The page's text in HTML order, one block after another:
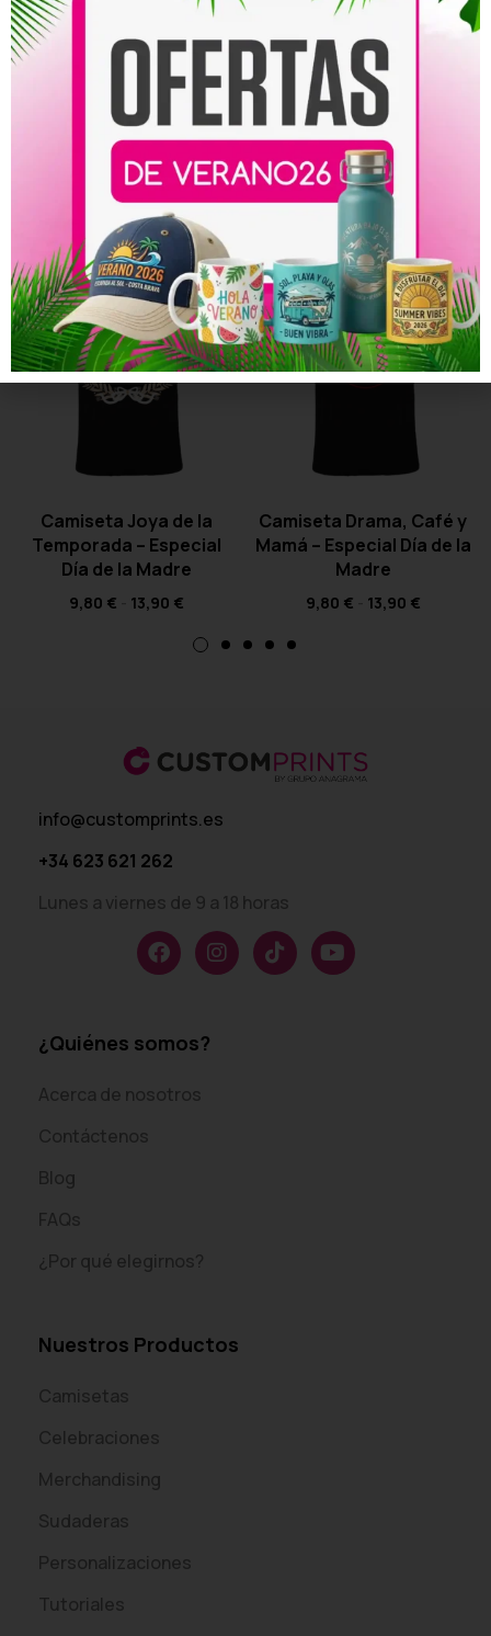
Compartir:
Productos relacionados
Camiseta Joya de la
Temporada – Especial
Día de la Madre
9,80 € 13,90 €
Camiseta Drama, Café y
Mamá – Especial Día de la
Madre
9,80 € 13,90 €
info@customprints.es
+34 623 621 262
Lunes a viernes de 9 a 18 horas
¿Quiénes somos?
Acerca de nosotros
Contáctenos
Blog
FAQs
¿Por qué elegirnos?
Nuestros Productos
Camisetas
Celebraciones
Merchandising
Sudaderas
Personalizaciones
Tutoriales